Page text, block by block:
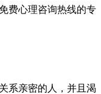
费心理咨询热线的专
系亲密的人，并且渴